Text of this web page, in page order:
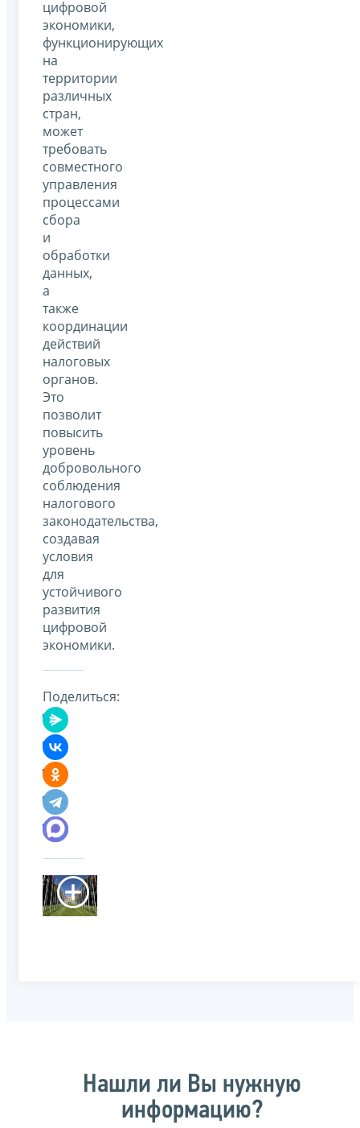
цифровой
экономики,
функционирующих
на
территории
различных
стран,
может
требовать
совместного
управления
процессами
сбора
и
обработки
данных,
а
также
координации
действий
налоговых
органов.
Это
позволит
повысить
уровень
добровольного
соблюдения
налогового
законодательства,
создавая
условия
для
устойчивого
развития
цифровой
экономики.
Поделиться:
Нашли ли Вы нужную
информацию?